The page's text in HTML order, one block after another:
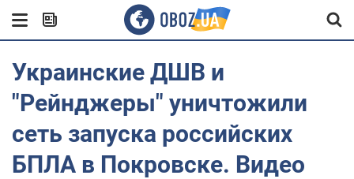
Украинские ДШВ и
"Рейнджеры" уничтожили
сеть запуска российских
БПЛА в Покровске. Видео